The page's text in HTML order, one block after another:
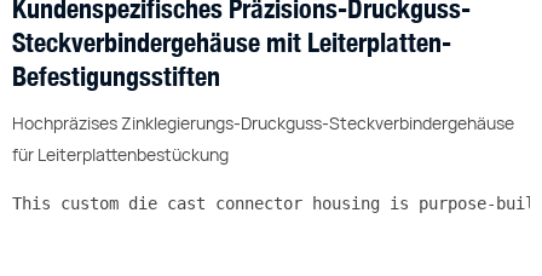
Kundenspezifisches Präzisions-Druckguss-
Steckverbindergehäuse mit Leiterplatten-
Befestigungsstiften
Hochpräzises Zinklegierungs-Druckguss-Steckverbindergehäuse
für Leiterplattenbestückung
This custom die cast connector housing is purpose-